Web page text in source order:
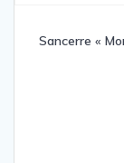
Sancerre «